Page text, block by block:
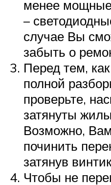
менее мощные
–
случае Вы
забыть о
Перед тем,
полной
проверьте,
затянуты
Возможно,
починить
затянув
Чтобы не